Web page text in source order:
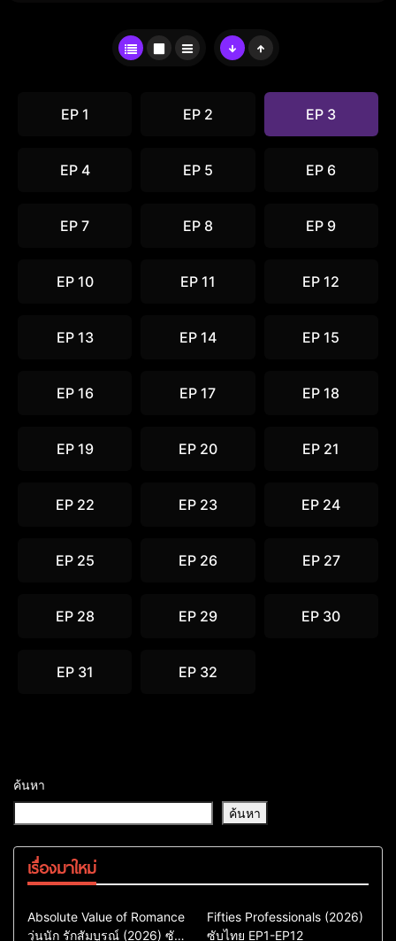
EP 1 EP 2 EP 3
EP 4 EP 5 EP 6
EP 7 EP 8 EP 9
EP 10 EP 11 EP 12
EP 13 EP 14 EP 15
EP 16 EP 17 EP 18
EP 19 EP 20 EP 21
EP 22 EP 23 EP 24
EP 25 EP 26 EP 27
EP 28 EP 29 EP 30
EP 31 EP 32
ค้นหา
ค้นหา
เรื่องมาใหม่
Comedy
Drama
ซีรี่ย์เกาหลี
Absolute Value of Romance
วุ่นนัก รักสัมบูรณ์ (2026) ซับ
Action & Adventure
Comedy
Drama
Fifties Professionals (2026)
ซับไทย EP1-EP12